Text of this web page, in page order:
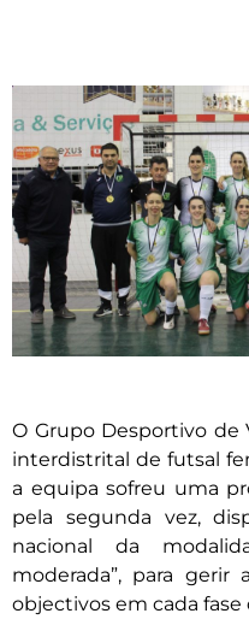
O Grupo Desportivo de
interdistrital de futsal
a equipa sofreu uma
pela segunda vez,
nacional da
moderada”, para gerir
objectivos em cada fase